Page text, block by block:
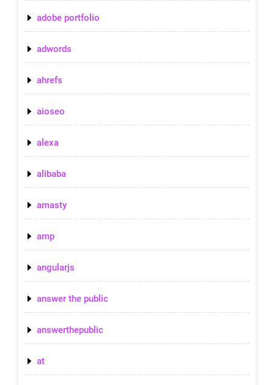
adobe portfolio
adwords
ahrefs
aioseo
alexa
alibaba
amasty
amp
angularjs
answer the public
answerthepublic
at